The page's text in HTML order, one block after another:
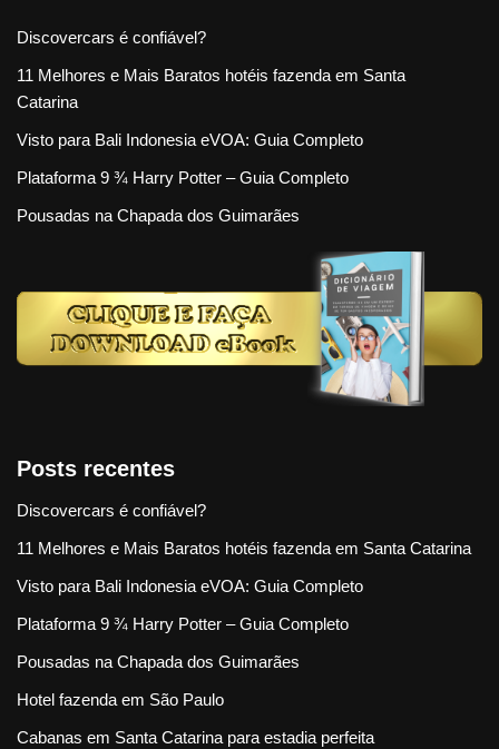
Discovercars é confiável?
11 Melhores e Mais Baratos hotéis fazenda em Santa
Catarina
Visto para Bali Indonesia eVOA: Guia Completo
Plataforma 9 ¾ Harry Potter – Guia Completo
Pousadas na Chapada dos Guimarães
Posts recentes
Discovercars é confiável?
11 Melhores e Mais Baratos hotéis fazenda em Santa Catarina
Visto para Bali Indonesia eVOA: Guia Completo
Plataforma 9 ¾ Harry Potter – Guia Completo
Pousadas na Chapada dos Guimarães
Hotel fazenda em São Paulo
Cabanas em Santa Catarina para estadia perfeita